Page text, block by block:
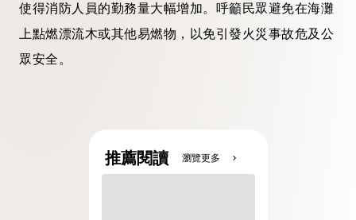
使得消防人員的勤務量大幅增加。呼籲民眾避免在海灘
上點燃漂流木或其他易燃物，以免引發火災事故危及公
眾安全。
推薦閱讀 瀏覽更多 chevron_right